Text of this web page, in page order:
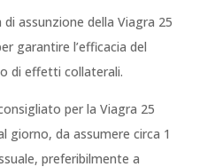
assunzione della Viagra 25
garantire l’efficacia del
di effetti collaterali.
per la Viagra 25
giorno, da assumere circa 1
preferibilmente a